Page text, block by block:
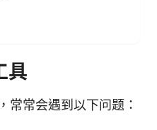
具
常常会遇到以下问题：